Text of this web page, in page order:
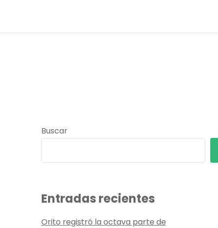
Buscar
Entradas recientes
Orito registró la octava parte de